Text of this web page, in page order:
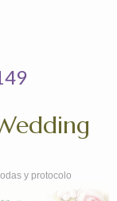
y protocolo